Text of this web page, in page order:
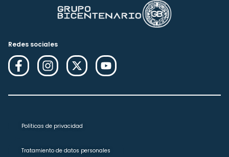
Redes sociales
Políticas de privacidad
Tratamiento de datos personales